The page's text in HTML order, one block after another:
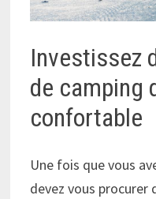
Investissez
de camping
confortable
Une fois que vous
devez vous